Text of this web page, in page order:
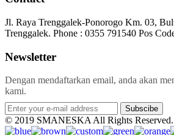
Jl. Raya Trenggalek-Ponorogo Km. 03,
Trenggalek. Phone : 0355 791540 Pos
Newsletter
Dengan mendaftarkan email, anda akan
kami.
Subscibe
© 2019 SMANESKA All Rights Reserved.